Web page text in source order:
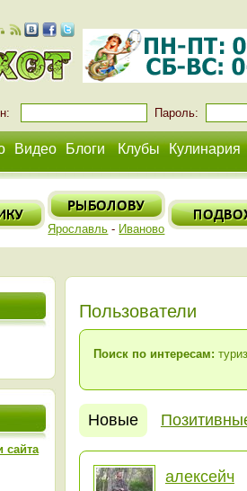
Пароль:
Видео Блоги Клубы Кулинария
Ярославль - Иваново
Пользователи
Поиск по интересам:
Новые
алексейч
сайта